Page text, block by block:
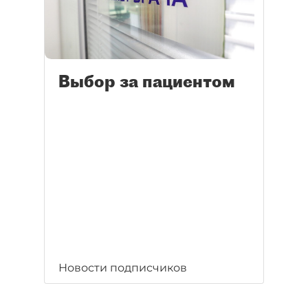
Выбор за пациентом
Новости подписчиков